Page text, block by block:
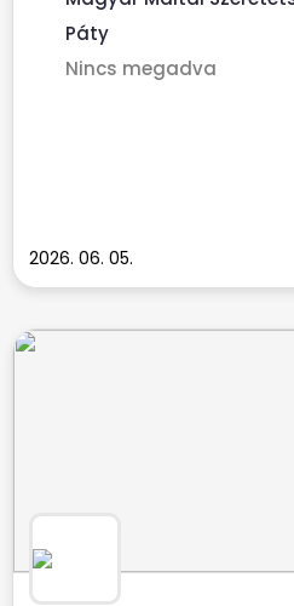
Páty
Nincs megadva
2026. 06. 05.